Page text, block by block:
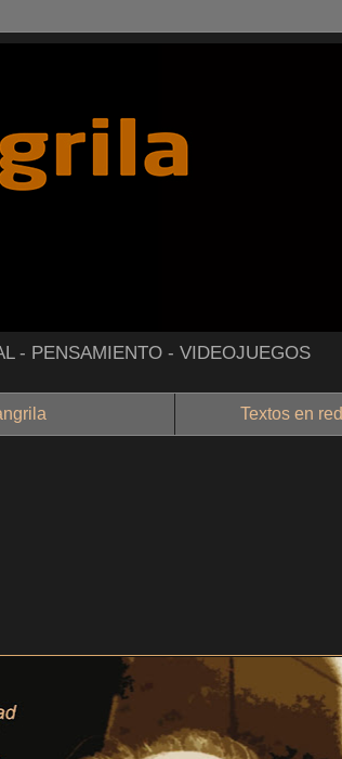
- PENSAMIENTO - VIDEOJUEGOS
Textos en red